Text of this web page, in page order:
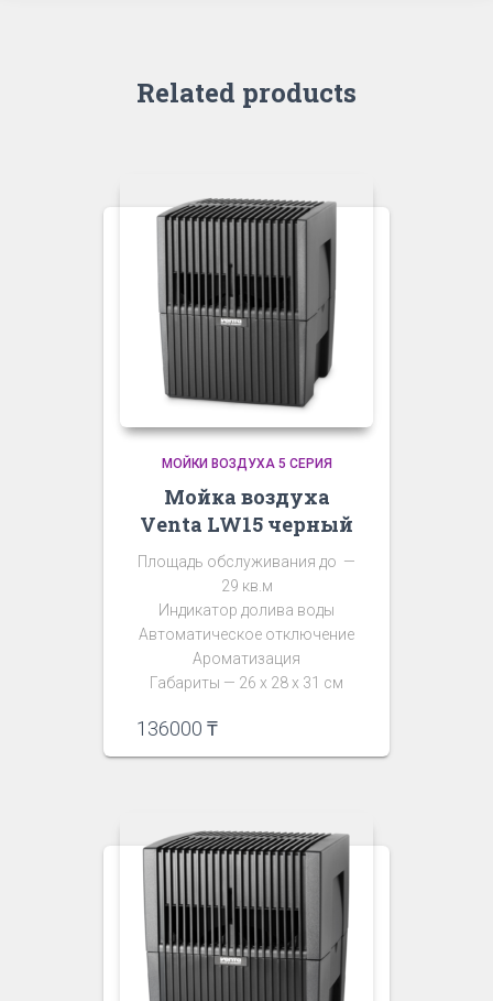
Related products
МОЙКИ ВОЗДУХА 5 СЕРИЯ
Мойка воздуха
Venta LW15 черный
Площадь обслуживания до —
29 кв.м
Индикатор долива воды
Автоматическое отключение
Ароматизация
Габариты — 26 х 28 х 31 см
136000 ₸